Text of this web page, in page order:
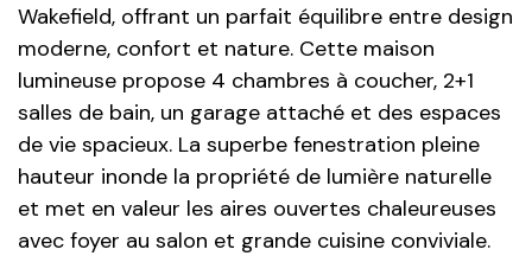
Wakefield, offrant un parfait équilibre entre design
moderne, confort et nature. Cette maison
lumineuse propose 4 chambres à coucher, 2+1
salles de bain, un garage attaché et des espaces
de vie spacieux. La superbe fenestration pleine
hauteur inonde la propriété de lumière naturelle
et met en valeur les aires ouvertes chaleureuses
avec foyer au salon et grande cuisine conviviale.